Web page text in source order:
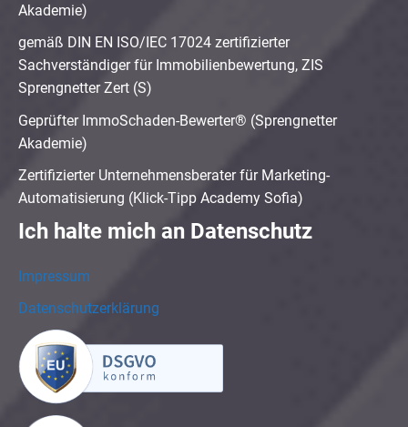
Akademie)
gemäß DIN EN ISO/IEC 17024 zertifizierter
Sachverständiger für Immobilienbewertung, ZIS
Sprengnetter Zert (S)
Geprüfter ImmoSchaden-Bewerter® (Sprengnetter
Akademie)
Zertifizierter Unternehmensberater für Marketing-
Automatisierung (Klick-Tipp Academy Sofia)
Ich halte mich an Datenschutz
Impressum
Datenschutzerklärung